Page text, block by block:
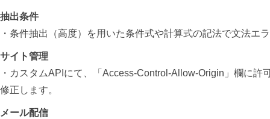
抽出条件
・条件抽出（高度）を用いた条件式や計算式の記法で文法
サイト管理
・カスタムAPIにて、「Access-Control-Allow-Origin」欄に
修正します。
メール配信